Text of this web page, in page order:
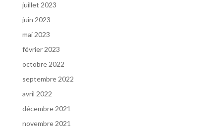
juillet 2023
juin 2023
mai 2023
février 2023
octobre 2022
septembre 2022
avril 2022
décembre 2021
novembre 2021